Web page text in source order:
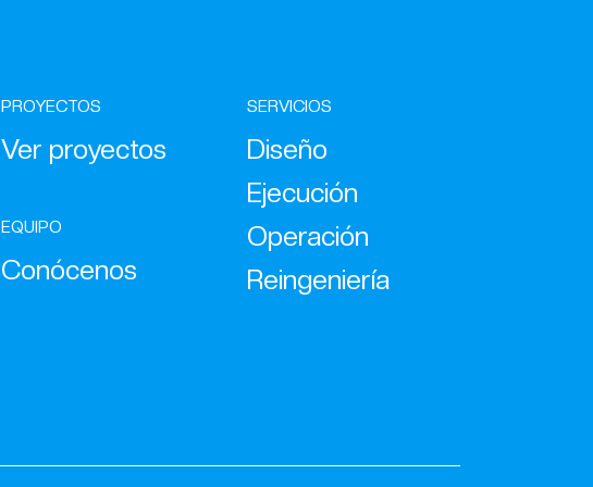
PROYECTOS
Ver proyectos
EQUIPO
Conócenos
SERVICIOS
Diseño
Ejecución
Operación
Reingeniería